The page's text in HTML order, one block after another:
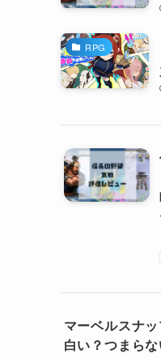
RPG
マーベルスナ
白い？つまら